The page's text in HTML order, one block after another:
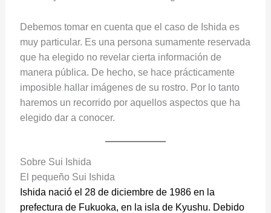
Debemos tomar en cuenta que el caso de Ishida es
muy particular. Es una persona sumamente reservada
que ha elegido no revelar cierta información de
manera pública. De hecho, se hace prácticamente
imposible hallar imágenes de su rostro. Por lo tanto
haremos un recorrido por aquellos aspectos que ha
elegido dar a conocer.
Sobre Sui Ishida
El pequeño Sui Ishida
Ishida nació el 28 de diciembre de 1986 en la
prefectura de Fukuoka, en la isla de Kyushu. Debido